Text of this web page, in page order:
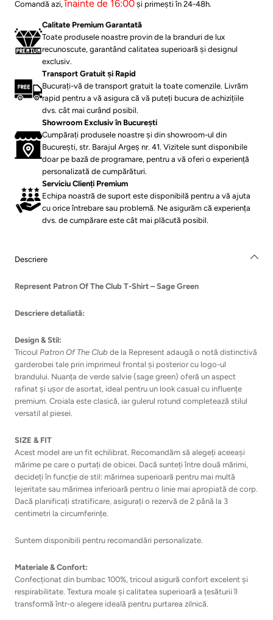
Comandă azi,înainte de 16:00 și primești în 24-48h.
⁠Calitate Premium Garantată
Toate produsele noastre provin de la branduri de lux
recunoscute, garantând calitatea superioară și designul
exclusiv.
Transport Gratuit și Rapid
Bucurați-vă de transport gratuit la toate comenzile. Livrăm
rapid pentru a vă asigura că vă puteți bucura de achizițiile
dvs. cât mai curând posibil.
Showroom Exclusiv în București
Cumpărați produsele noastre și din showroom-ul din
București, str. Barajul Argeș nr. 41. Vizitele sunt disponibile
doar pe bază de programare, pentru a vă oferi o experiență
personalizată de cumpărături.
Serviciu Clienți Premium
Echipa noastră de suport este disponibilă pentru a vă ajuta
cu orice întrebare sau problemă. Ne asigurăm că experiența
dvs. de cumpărare este cât mai plăcută posibil.
Descriere
Represent Patron Of The Club T-Shirt – Sage Green
Descriere detaliată:
Design & Stil:
Tricoul Patron Of The Club de la Represent adaugă o notă distinctivă
garderobei tale prin imprimeul frontal și posterior cu logo-ul
brandului. Nuanța de verde salvie (sage green) oferă un aspect
rafinat și ușor de asortat, ideal pentru un look casual cu influențe
premium. Croiala este clasică, iar gulerul rotund completează stilul
versatil al piesei.
SIZE & FIT
Acest model are un fit echilibrat. Recomandăm să alegeți aceeași
mărime pe care o purtați de obicei. Dacă sunteți între două mărimi,
decideți în funcție de stil: mărimea superioară pentru mai multă
lejeritate sau mărimea inferioară pentru o linie mai apropiată de corp.
Dacă planificați stratificare, asigurați o rezervă de 2 până la 3
centimetri la circumferințe.
Suntem disponibili pentru recomandări personalizate.
Materiale & Confort:
Confecționat din bumbac 100%, tricoul asigură confort excelent și
respirabilitate. Textura moale și calitatea superioară a țesăturii îl
transformă într-o alegere ideală pentru purtarea zilnică.